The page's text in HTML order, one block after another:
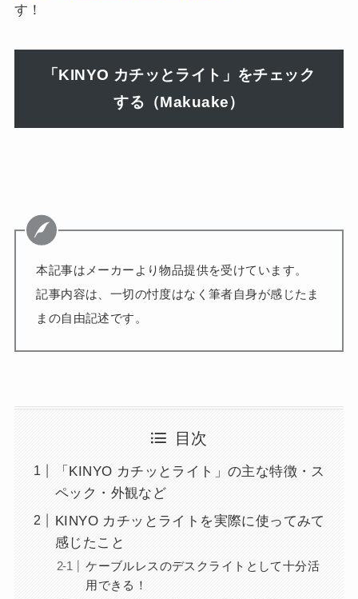
す！
「KINYO カチッとライト」をチェック
する（Makuake）
本記事はメーカーより物品提供を受けています。
記事内容は、一切の忖度はなく筆者自身が感じたま
まの自由記述です。
目次
「KINYO カチッとライト」の主な特徴・ス
ペック・外観など
KINYO カチッとライトを実際に使ってみて
感じたこと
ケーブルレスのデスクライトとして十分活
用できる！